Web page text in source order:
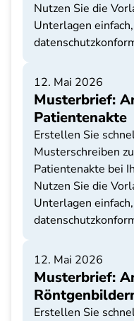
Nutzen Sie die
Unterlagen
12. Mai 2026
Musterbrief:
Patientenakte
Erstellen Sie
Musterschreiben
Patientenakte bei
Nutzen Sie die
Unterlagen
12. Mai 2026
Musterbrief:
Erstellen Sie